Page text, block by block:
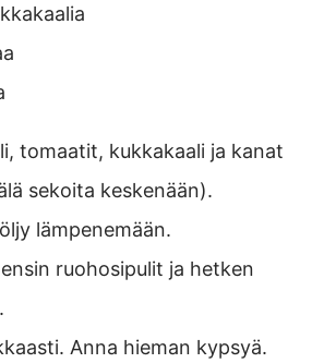
tomaatit, kukkakaali ja kanat
sekoita keskenään).
lämpenemään.
ruohosipulit ja hetken
Anna hieman kypsyä.